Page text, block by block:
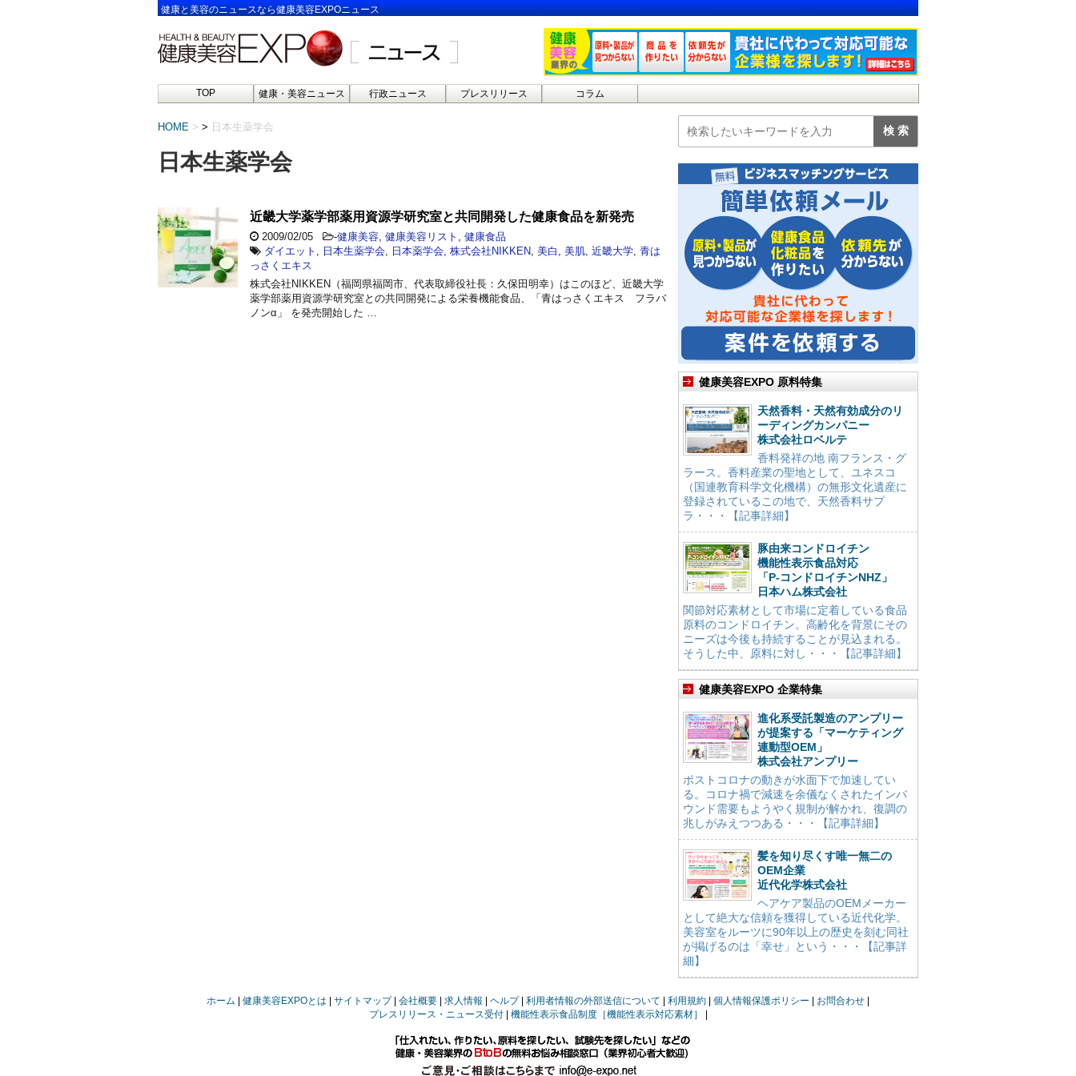
健康と美容のニュースなら健康美容EXPOニュース
TOP 健康・美容ニュース 行政ニュース プレスリリース コラム
HOME > 日本生薬学会
日本生薬学会
近畿大学薬学部薬用資源学研究室と共同開発した健康食品を新発売
2009/02/05 -健康美容 健康美容リスト
健康食品
ダイエット
日本生薬学会 日本薬学会 株式会社NIKKEN 美白 美肌 近畿大学 青は
っさくエキス
株式会社NIKKEN（福岡県福岡市、代表取締役社長：久保田明幸）はこのほど、近畿大学
薬学部薬用資源学研究室との共同開発による栄養機能食品、「青はっさくエキス フラバ
ノンα」 を発売開始した …
健康美容EXPO 原料特集
天然香料・天然有効成分のリ
ーディングカンパニー
株式会社ロベルテ
香料発祥の地 南フランス・グ
ラース。香料産業の聖地として、ユネスコ
（国連教育科学文化機構）の無形文化遺産に
登録されているこの地で、天然香料サプ
ラ・・・【記事詳細】
豚由来コンドロイチン
機能性表示食品対応
「P-コンドロイチンNHZ」
日本ハム株式会社
関節対応素材として市場に定着している食品
原料のコンドロイチン。高齢化を背景にその
ニーズは今後も持続することが見込まれる。
そうした中、原料に対し・・・【記事詳細】
健康美容EXPO 企業特集
進化系受託製造のアンプリー
が提案する「マーケティング
連動型OEM」
株式会社アンプリー
ポストコロナの動きが水面下で加速してい
る。コロナ禍で減速を余儀なくされたインバ
ウンド需要もようやく規制が解かれ、復調の
兆しがみえつつある・・・【記事詳細】
髪を知り尽くす唯一無二の
OEM企業
近代化学株式会社
ヘアケア製品のOEMメーカー
として絶大な信頼を獲得している近代化学。
美容室をルーツに90年以上の歴史を刻む同社
が掲げるのは「幸せ」という・・・【記事詳
細】
ホーム 健康美容EXPOとは サイトマップ 会社概要 求人情報 ヘルプ 利用者情報の外部送信について 利用規約 個人情報保護ポリシー
お問合わせ
プレスリリース・ニュース受付
機能性表示食品制度［機能性表示対応素材］